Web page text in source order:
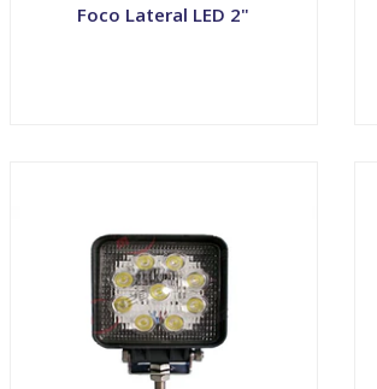
Foco Lateral LED 2"